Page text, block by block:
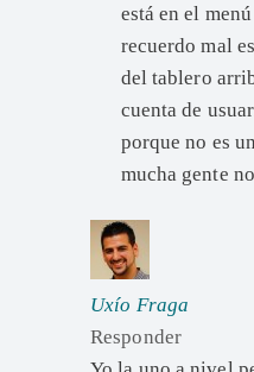
está en el
recuerdo mal
del tablero
cuenta de
porque no es
mucha gente
Uxío Fraga
Responder